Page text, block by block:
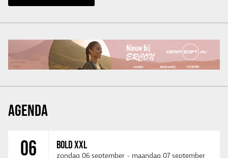
AGENDA
06 BOLD XXL
zondag 06 september - maandag 07 september